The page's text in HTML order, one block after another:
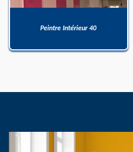
Peintre Intérieur 40